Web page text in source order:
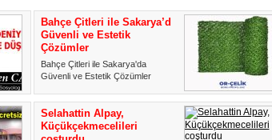
Bahçe Çitleri ile Sakarya’da
Güvenli ve Estetik
Çözümler
Bahçe Çitleri ile Sakarya'da
Güvenli ve Estetik Çözümler
k...
Selahattin Alpay,
Küçükçekmecelileri